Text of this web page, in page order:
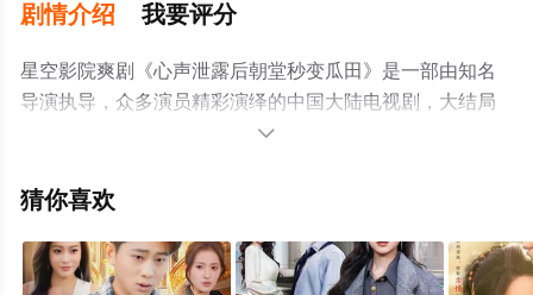
剧情介绍 我要评分
星空影院爽剧《心声泄露后朝堂秒变瓜田》是一部由知名
导演执导，众多演员精彩演绎的中国大陆电视剧，大结局
剧情已揭晓（更新全集），免费观看高清未删减完整版电
多剧情信息可移步至豆瓣电视剧、电视猫或剧情网等平台

猜你喜欢